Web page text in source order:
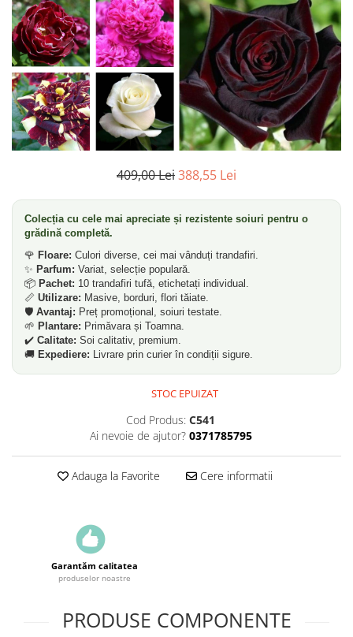
Dud
Corn
Smochin
Kaki
Mosmon
Prun
Kiwi
Rodiu
409,00 Lei388,55 Lei
Colecția cu cele mai apreciate și rezistente soiuri pentru o
grădină completă.
🌹 Floare: Culori diverse, cei mai vânduți trandafiri.
✨ Parfum: Variat, selecție populară.
📦 Pachet: 10 trandafiri tufă, etichetați individual.
📏 Utilizare: Masive, borduri, flori tăiate.
🛡️ Avantaj: Preț promoțional, soiuri testate.
🌱 Plantare: Primăvara și Toamna.
✔️ Calitate: Soi calitativ, premium.
🚚 Expediere: Livrare prin curier în condiții sigure.
STOC EPUIZAT
Cod Produs: C541
Ai nevoie de ajutor? 0371785795
Adauga la Favorite Cere informatii
Garantăm calitatea
produselor noastre
PRODUSE COMPONENTE